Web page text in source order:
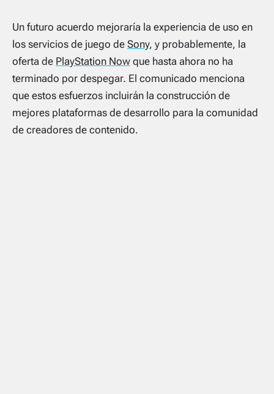
Un futuro acuerdo mejoraría la experiencia de uso en
los servicios de juego de Sony, y probablemente, la
oferta de PlayStation Now que hasta ahora no ha
terminado por despegar. El comunicado menciona
que estos esfuerzos incluirán la construcción de
mejores plataformas de desarrollo para la comunidad
de creadores de contenido.